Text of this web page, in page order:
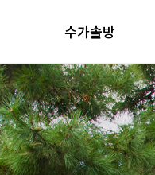
수가솔방
수가솔방 소개
제품철학
수가솔방 소개